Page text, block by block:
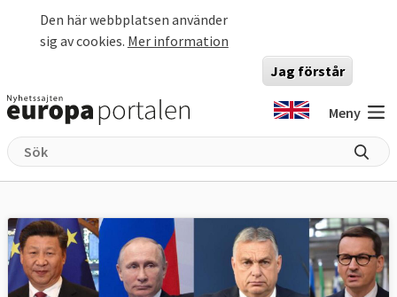
Den här webbplatsen använder
sig av cookies. Mer information
Jag förstår
Meny